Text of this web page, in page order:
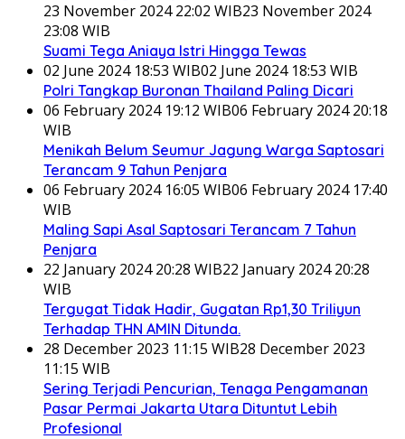
23 November 2024 22:02 WIB23 November 2024
23:08 WIB
Suami Tega Aniaya Istri Hingga Tewas
02 June 2024 18:53 WIB02 June 2024 18:53 WIB
Polri Tangkap Buronan Thailand Paling Dicari
06 February 2024 19:12 WIB06 February 2024 20:18
WIB
Menikah Belum Seumur Jagung Warga Saptosari
Terancam 9 Tahun Penjara
06 February 2024 16:05 WIB06 February 2024 17:40
WIB
Maling Sapi Asal Saptosari Terancam 7 Tahun
Penjara
22 January 2024 20:28 WIB22 January 2024 20:28
WIB
Tergugat Tidak Hadir, Gugatan Rp1,30 Triliyun
Terhadap THN AMIN Ditunda.
28 December 2023 11:15 WIB28 December 2023
11:15 WIB
Sering Terjadi Pencurian, Tenaga Pengamanan
Pasar Permai Jakarta Utara Dituntut Lebih
Profesional